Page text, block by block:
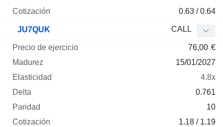
0.63 / 0.64
JU7QUK CALL
76,00 €
15/01/2027
4.8x
0.761
10
1.18 / 1.19